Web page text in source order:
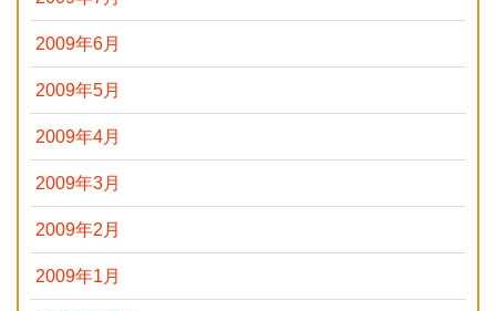
2009年6月
2009年5月
2009年4月
2009年3月
2009年2月
2009年1月